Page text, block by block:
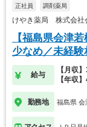
正社員 調剤薬局
けやき薬局 株式会社
【福島県会津
少なめ／未経
給与
【月収
【年収
勤務地 福島県 会